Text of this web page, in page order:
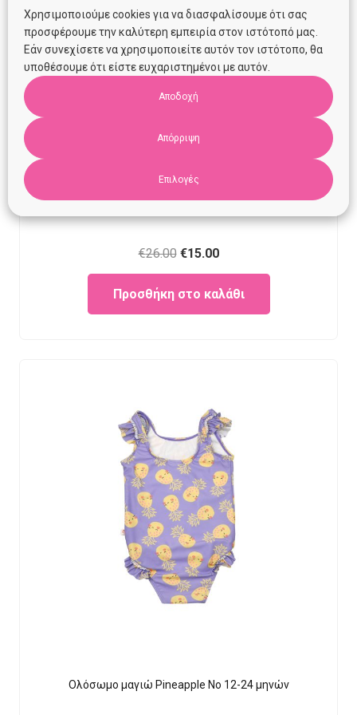
Πόντσο Manibus Meis Milk (18 μηνών- 3 ετών)
€26.00 Original
price
was:
€26.00.
€15.00Current
price
is:
€15.00.
Προσθήκη στο καλάθι
Ολόσωμο μαγιώ Pineapple Νο 12-24 μηνών
Χρησιμοποιούμε cookies για να διασφαλίσουμε ότι σας
προσφέρουμε την καλύτερη εμπειρία στον ιστότοπό μας.
Εάν συνεχίσετε να χρησιμοποιείτε αυτόν τον ιστότοπο, θα
υποθέσουμε ότι είστε ευχαριστημένοι με αυτόν.
Αποδοχή
Απόρριψη
Επιλογές